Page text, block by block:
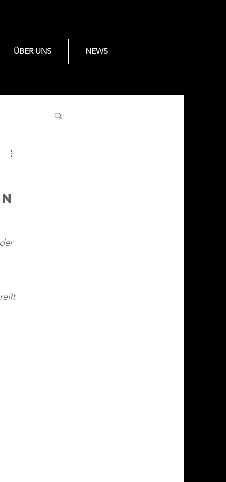
ÜBER UNS NEWS